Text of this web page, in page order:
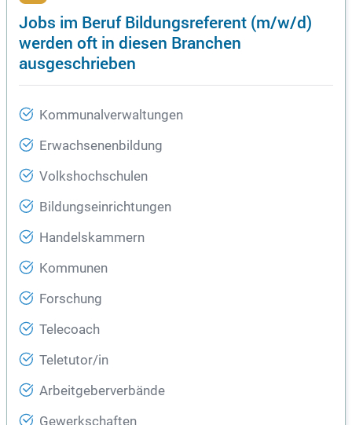
Jobs im Beruf Bildungsreferent (m/w/d)
werden oft in diesen Branchen
ausgeschrieben
Kommunalverwaltungen
Erwachsenenbildung
Volkshochschulen
Bildungseinrichtungen
Handelskammern
Kommunen
Forschung
Telecoach
Teletutor/in
Arbeitgeberverbände
Gewerkschaften